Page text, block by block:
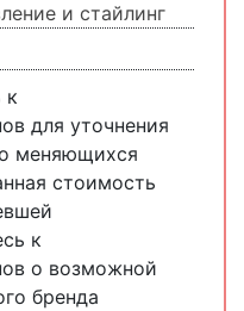
и стайлинг
к
для уточнения
меняющихся
стоимость
к
о возможной
бренда